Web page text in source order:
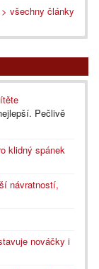
všechny články
Pečlivě
klidný spánek
návratností,
nováčky i